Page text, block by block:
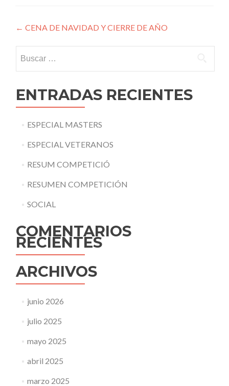
Navegación
de
entradas
← CENA DE NAVIDAD Y CIERRE DE AÑO
ENTRADAS RECIENTES
ESPECIAL MASTERS
ESPECIAL VETERANOS
RESUM COMPETICIÓ
RESUMEN COMPETICIÓN
SOCIAL
COMENTARIOS
RECIENTES
ARCHIVOS
junio 2026
julio 2025
mayo 2025
abril 2025
marzo 2025